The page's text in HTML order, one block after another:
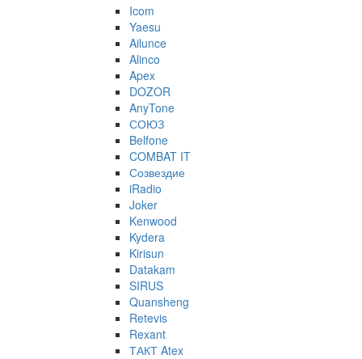
Icom
Yaesu
Ailunce
Alinco
Apex
DOZOR
AnyTone
СОЮЗ
Belfone
COMBAT IT
Созвездие
iRadio
Joker
Kenwood
Kydera
Kirisun
Datakam
SIRUS
Quansheng
Retevis
Rexant
ТАКТ Atex